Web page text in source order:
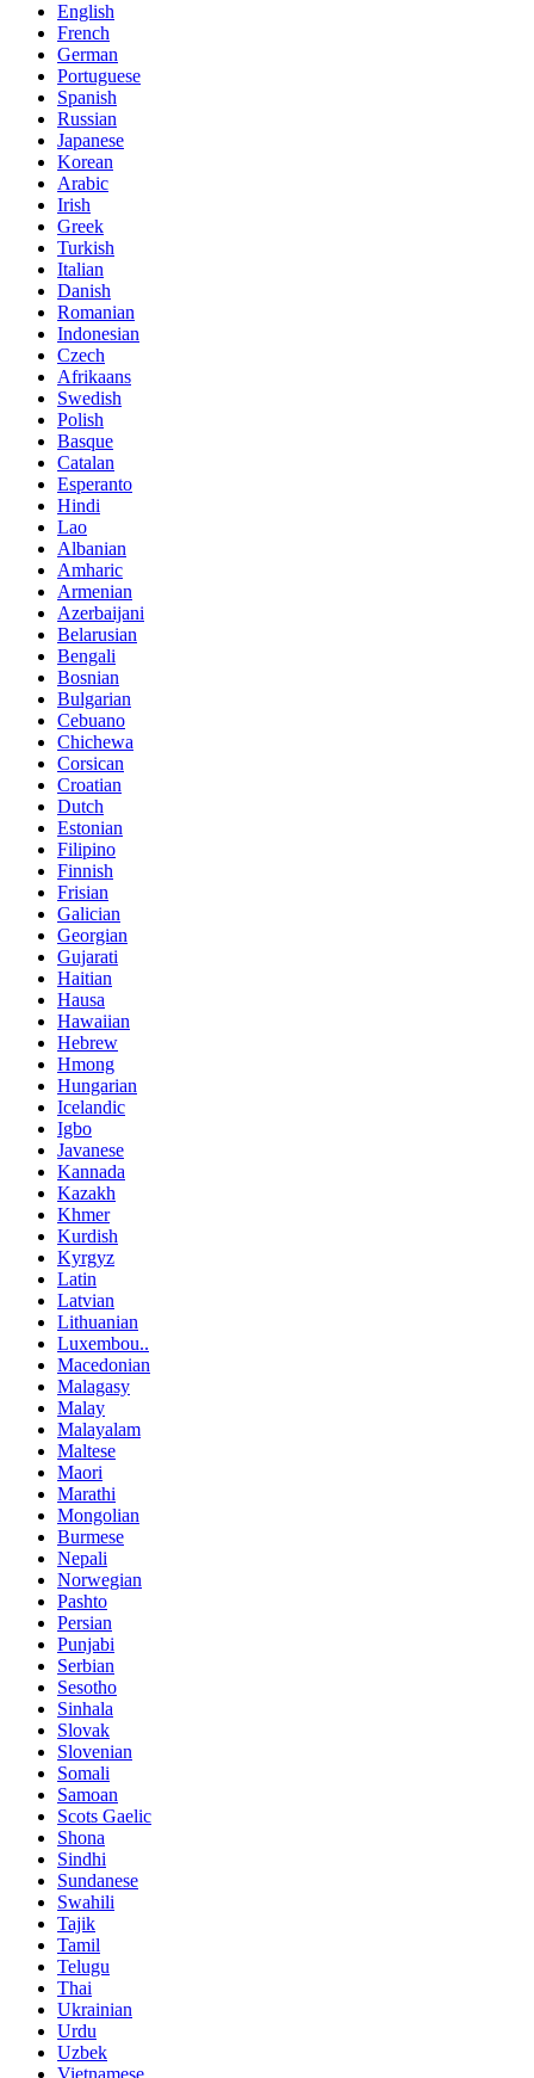
English
French
German
Portuguese
Spanish
Russian
Japanese
Korean
Arabic
Irish
Greek
Turkish
Italian
Danish
Romanian
Indonesian
Czech
Afrikaans
Swedish
Polish
Basque
Catalan
Esperanto
Hindi
Lao
Albanian
Amharic
Armenian
Azerbaijani
Belarusian
Bengali
Bosnian
Bulgarian
Cebuano
Chichewa
Corsican
Croatian
Dutch
Estonian
Filipino
Finnish
Frisian
Galician
Georgian
Gujarati
Haitian
Hausa
Hawaiian
Hebrew
Hmong
Hungarian
Icelandic
Igbo
Javanese
Kannada
Kazakh
Khmer
Kurdish
Kyrgyz
Latin
Latvian
Lithuanian
Luxembou..
Macedonian
Malagasy
Malay
Malayalam
Maltese
Maori
Marathi
Mongolian
Burmese
Nepali
Norwegian
Pashto
Persian
Punjabi
Serbian
Sesotho
Sinhala
Slovak
Slovenian
Somali
Samoan
Scots Gaelic
Shona
Sindhi
Sundanese
Swahili
Tajik
Tamil
Telugu
Thai
Ukrainian
Urdu
Uzbek